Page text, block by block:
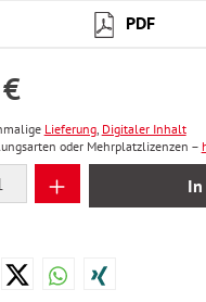
PDF
Lieferung, Digitaler Inhalt
oder Mehrplatzlizenzen –
Anzahl: Gib